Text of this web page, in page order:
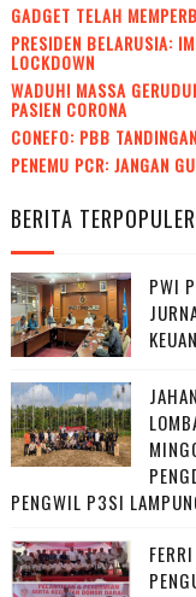
GADGET TELAH
PRESIDEN BELARUSIA:
LOCKDOWN
WADUH! MASSA
PASIEN CORONA
CONEFO: PBB
PENEMU PCR: JANGAN
BERITA TERPOPULER
PWI
PENGWIL P3SI